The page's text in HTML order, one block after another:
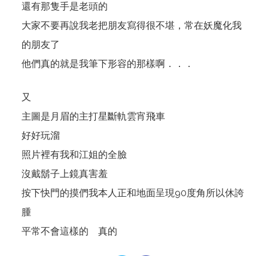
還有那隻手是老頭的
大家不要再說我老把朋友寫得很不堪，常在妖魔化我
的朋友了
他們真的就是我筆下形容的那樣啊．．．
又
主圖是月眉的主打星斷軌雲宵飛車
好好玩溜
照片裡有我和江姐的全臉
沒戴鬍子上鏡真害羞
按下快門的摸們我本人正和地面呈現90度角所以休誇
腫
平常不會這樣的 真的